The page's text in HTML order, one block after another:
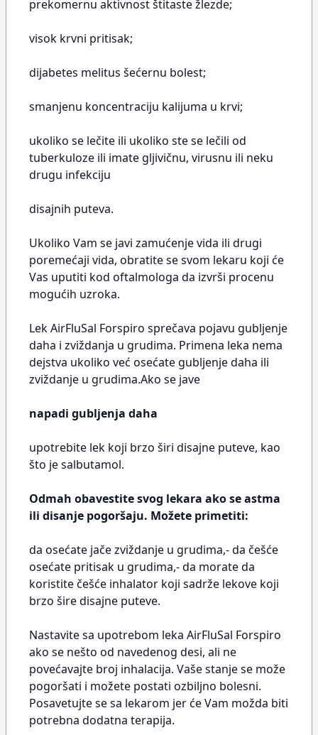
prekomernu aktivnost štitaste žlezde;
visok krvni pritisak;
dijabetes melitus šećernu bolest;
smanjenu koncentraciju kalijuma u krvi;
ukoliko se lečite ili ukoliko ste se lečili od
tuberkuloze ili imate gljivičnu, virusnu ili neku
drugu infekciju
disajnih puteva.
Ukoliko Vam se javi zamućenje vida ili drugi
poremećaji vida, obratite se svom lekaru koji će
Vas uputiti kod oftalmologa da izvrši procenu
mogućih uzroka.
Lek AirFluSal Forspiro sprečava pojavu gubljenje
daha i zviždanja u grudima. Primena leka nema
dejstva ukoliko već osećate gubljenje daha ili
zviždanje u grudima.Ako se jave
napadi gubljenja daha
upotrebite lek koji brzo širi disajne puteve, kao
što je salbutamol.
Odmah obavestite svog lekara ako se astma
ili disanje pogoršaju. Možete primetiti:
da osećate jače zviždanje u grudima,- da češće
osećate pritisak u grudima,- da morate da
koristite češće inhalator koji sadrže lekove koji
brzo šire disajne puteve.
Nastavite sa upotrebom leka AirFluSal Forspiro
ako se nešto od navedenog desi, ali ne
povećavajte broj inhalacija. Vaše stanje se može
pogoršati i možete postati ozbiljno bolesni.
Posavetujte se sa lekarom jer će Vam možda biti
potrebna dodatna terapija.